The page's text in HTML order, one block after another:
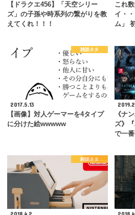
【ドラクエ456】「天空シリー
ズ」の子孫や時系列の繋がりを教
えてくれ！！！
これ
イ・
ム」
雑談ネタ
2017.5.13
【画像】対人ゲーマーを4タイプ
に分けた絵wwwww
《ナ
ズ》
で一
雑談ネタ
2018.4.2